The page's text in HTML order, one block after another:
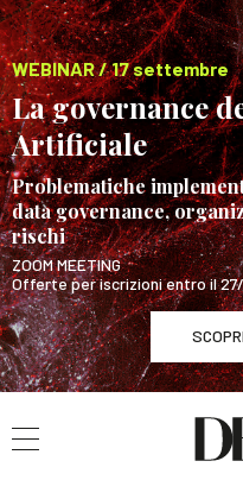
WEBINAR / 17 settembre
La governance
Artificiale
Problematiche
data governance,
rischi
ZOOM MEETING
Offerte per iscrizioni entro il
WEBINAR /
La governance